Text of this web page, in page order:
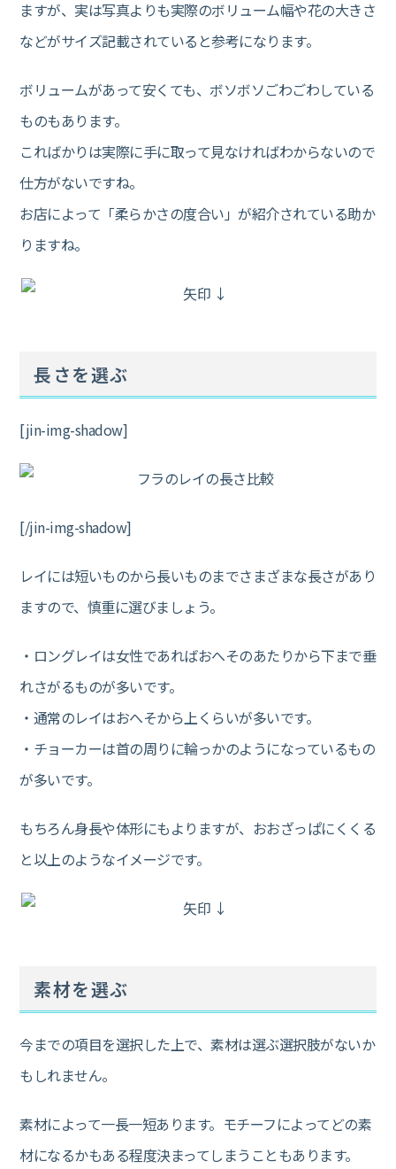
ますが、実は写真よりも実際のボリューム幅や花の大きさ
などがサイズ記載されていると参考になります。
ボリュームがあって安くても、ボソボソごわごわしている
ものもあります。
こればかりは実際に手に取って見なければわからないので
仕方がないですね。
お店によって「柔らかさの度合い」が紹介されている助か
りますね。
長さを選ぶ
[jin-img-shadow]
[/jin-img-shadow]
レイには短いものから長いものまでさまざまな長さがあり
ますので、慎重に選びましょう。
・ロングレイは女性であればおへそのあたりから下まで垂
れさがるものが多いです。
・通常のレイはおへそから上くらいが多いです。
・チョーカーは首の周りに輪っかのようになっているもの
が多いです。
もちろん身長や体形にもよりますが、おおざっぱにくくる
と以上のようなイメージです。
素材を選ぶ
今までの項目を選択した上で、素材は選ぶ選択肢がないか
もしれません。
素材によって一長一短あります。モチーフによってどの素
材になるかもある程度決まってしまうこともあります。